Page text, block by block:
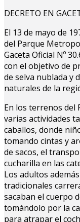
DECRETO EN
El 13 de mayo de
del Parque
Gaceta Oficial Nº
con el objetivo de
de selva nublada y
naturales de la
En los terrenos del
varias actividades
caballos, donde
tomando cintas y
de sacos, el
cucharilla en las
Los adultos
tradicionales
sacaban el cuerpo
tomándolo por la
para atrapar el